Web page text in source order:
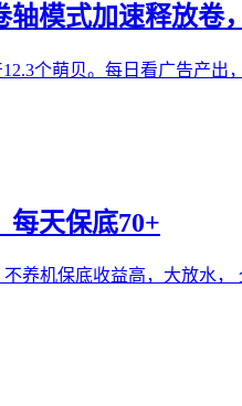
轴模式加速释放卷
个萌贝。每日看广告产
每天保底70+
养机保底收益高，大放水